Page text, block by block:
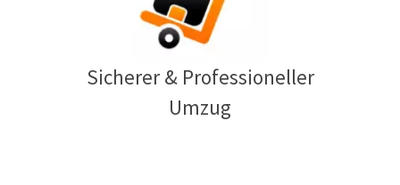
Sicherer & Professioneller
Umzug